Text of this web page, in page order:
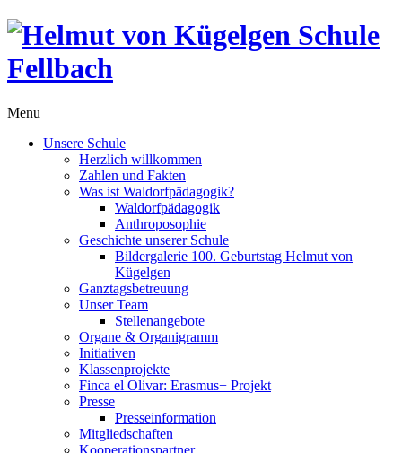
Menu
Unsere Schule
Herzlich willkommen
Zahlen und Fakten
Was ist Waldorfpädagogik?
Waldorfpädagogik
Anthroposophie
Geschichte unserer Schule
Bildergalerie 100. Geburtstag Helmut von
Kügelgen
Ganztagsbetreuung
Unser Team
Stellenangebote
Organe & Organigramm
Initiativen
Klassenprojekte
Finca el Olivar: Erasmus+ Projekt
Presse
Presseinformation
Mitgliedschaften
Kooperationspartner